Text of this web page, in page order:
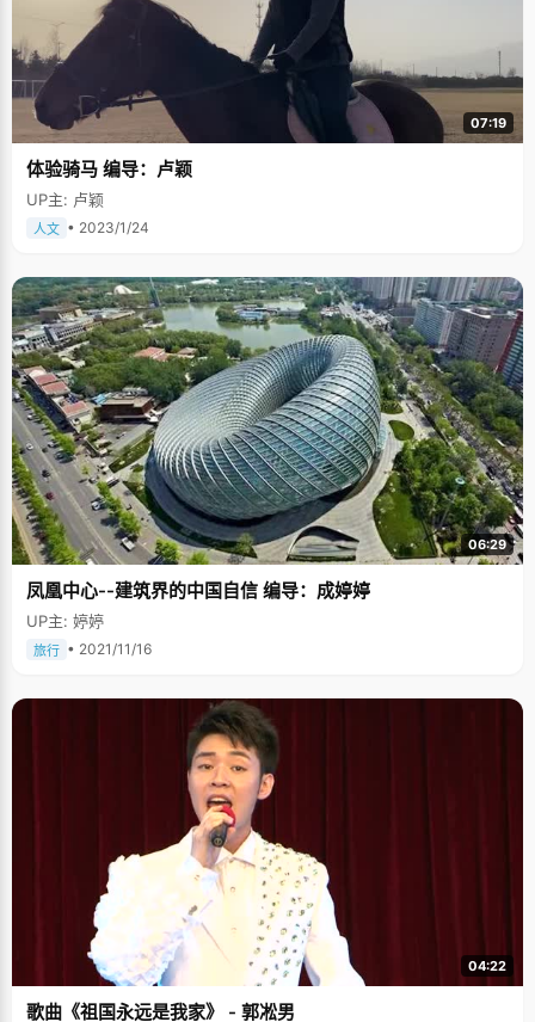
07:19
体验骑马 编导：卢颖
UP主: 卢颖
人文 • 2023/1/24
06:29
凤凰中心--建筑界的中国自信 编导：成婷婷
UP主: 婷婷
旅行 • 2021/11/16
04:22
歌曲《祖国永远是我家》 - 郭凇男